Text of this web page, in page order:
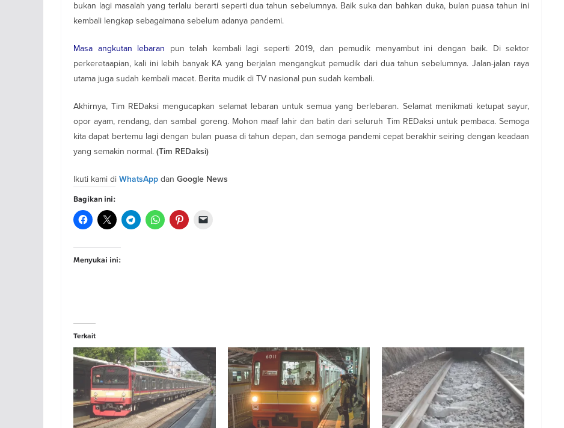
bukan lagi masalah yang terlalu berarti seperti dua tahun sebelumnya. Baik suka dan bahkan duka, bulan puasa tahun ini
kembali lengkap sebagaimana sebelum adanya pandemi.
Masa angkutan lebaran pun telah kembali lagi seperti 2019, dan pemudik menyambut ini dengan baik. Di sektor
perkeretaapian, kali ini lebih banyak KA yang berjalan mengangkut pemudik dari dua tahun sebelumnya. Jalan-jalan raya
utama juga sudah kembali macet. Berita mudik di TV nasional pun sudah kembali.
Akhirnya, Tim REDaksi mengucapkan selamat lebaran untuk semua yang berlebaran. Selamat menikmati ketupat sayur,
opor ayam, rendang, dan sambal goreng. Mohon maaf lahir dan batin dari seluruh Tim REDaksi untuk pembaca. Semoga
kita dapat bertemu lagi dengan bulan puasa di tahun depan, dan semoga pandemi cepat berakhir seiring dengan keadaan
yang semakin normal. (Tim REDaksi)
Ikuti kami di WhatsApp dan Google News
Bagikan ini:
Menyukai ini:
Terkait